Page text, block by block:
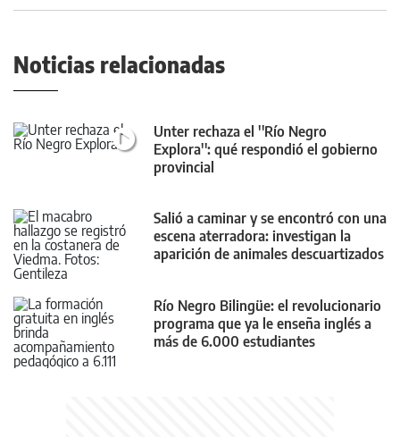
Noticias relacionadas
Unter rechaza el ''Río Negro
Explora'': qué respondió el gobierno
provincial
Salió a caminar y se encontró con una
escena aterradora: investigan la
aparición de animales descuartizados
Río Negro Bilingüe: el revolucionario
programa que ya le enseña inglés a
más de 6.000 estudiantes